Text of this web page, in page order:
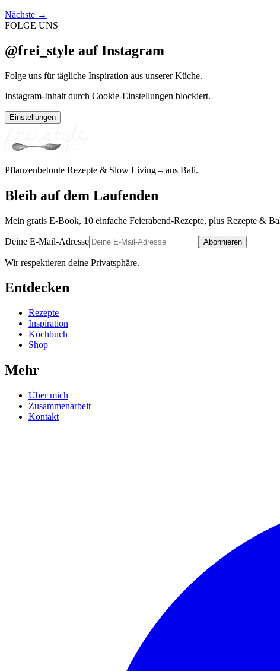
Nächste →
FOLGE UNS
@frei_style auf Instagram
Folge uns für tägliche Inspiration aus unserer Küche.
Instagram-Inhalt durch Cookie-Einstellungen blockiert.
Einstellungen
Pflanzenbetonte Rezepte & Slow Living – aus Bali.
Bleib auf dem Laufenden
Mein gratis E-Book, 10 einfache Feierabend-Rezepte, plus Rezepte &
Deine E-Mail-Adresse Abonnieren
Wir respektieren deine Privatsphäre.
Entdecken
Rezepte
Inspiration
Kochbuch
Shop
Mehr
Über mich
Zusammenarbeit
Kontakt